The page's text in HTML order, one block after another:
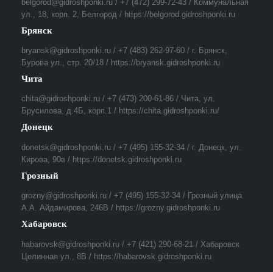
belgorod@gidroshponki.ru / +7 (472) 299-72-43 / Коммунальная
ул., 18, корп. 2, Белгород / https://belgorod.gidroshponki.ru
Брянск
bryansk@gidroshponki.ru / +7 (483) 262-97-60 / г. Брянск,
Бурова ул., стр. 20/18 / https://bryansk.gidroshponki.ru
Чита
chita@gidroshponki.ru / +7 (473) 200-61-86 / Чита, ул.
Брусилова, д.4Б, корп.1 / https://chita.gidroshponki.ru/
Донецк
donetsk@gidroshponki.ru / +7 (495) 155-32-34 / г. Донецк, ул.
Кирова, 90в / https://donetsk.gidroshponki.ru
Грозный
grozny@gidroshponki.ru / +7 (495) 155-32-34 / Грозный улица
А.А. Айдамирова, 246В / https://grozny.gidroshponki.ru
Хабаровск
habarovsk@gidroshponki.ru / +7 (421) 290-68-21 / Хабаровск
Целинная ул., 8В / https://habarovsk.gidroshponki.ru